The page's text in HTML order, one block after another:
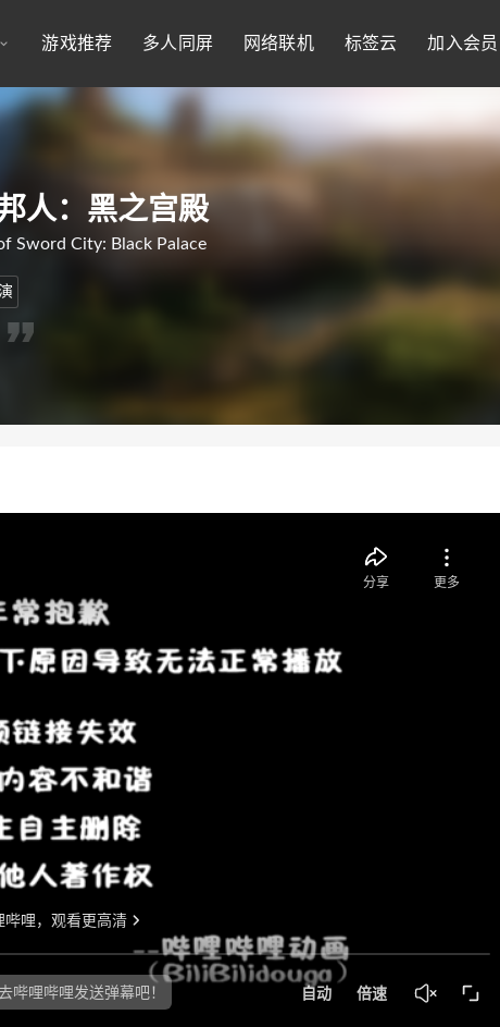
游戏推荐 多人同屏 网络联机 标签云 加入会员
人：黑之宫殿
Sword City: Black Palace